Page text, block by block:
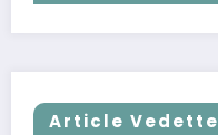
Article Vedette